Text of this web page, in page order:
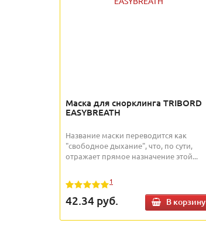
Маска для снорклинга TRIBORD
EASYBREATH
Название маски переводится как
"свободное дыхание", что, по сути,
отражает прямое назначение этой...
1
42.34 руб. В корзину